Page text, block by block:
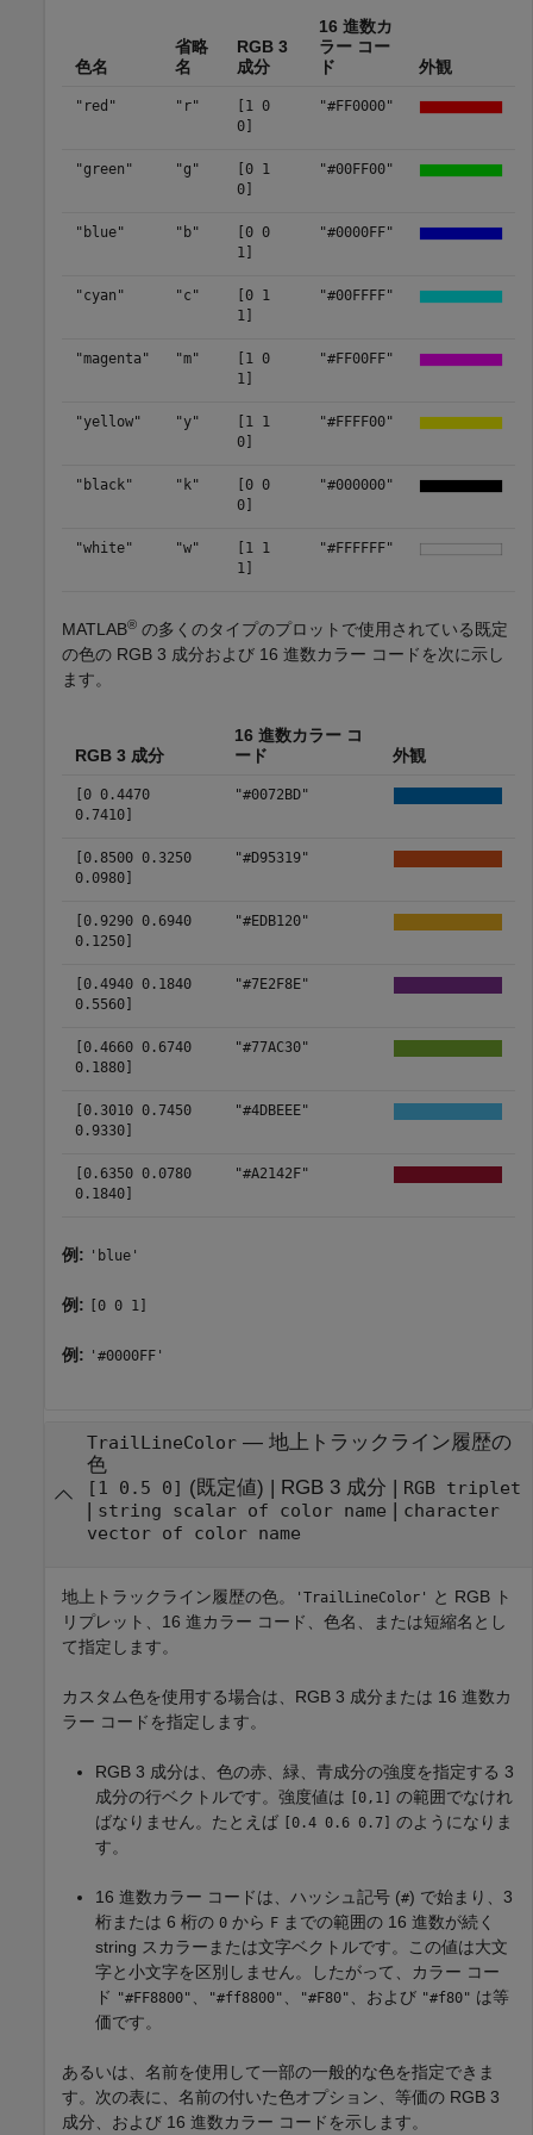
色名
省略
名
RGB 3
成分
16 進数カ
ラー コー
ド
外観
"red" "r"
[1 0
0]
"#FF0000"
"green" "g"
[0 1
0]
"#00FF00"
"blue" "b"
[0 0
1]
"#0000FF"
"cyan" "c"
[0 1
1]
"#00FFFF"
"magenta" "m"
[1 0
1]
"#FF00FF"
"yellow" "y"
[1 1
0]
"#FFFF00"
"black" "k"
[0 0
0]
"#000000"
"white" "w"
[1 1
1]
"#FFFFFF"
MATLAB® の多くのタイプのプロットで使用されている既定
の色の RGB 3 成分および 16 進数カラー コードを次に示し
ます。
RGB 3 成分
16 進数カラー コ
ード
外観
[0 0.4470
0.7410]
"#0072BD"
[0.8500 0.3250
0.0980]
"#D95319"
[0.9290 0.6940
0.1250]
"#EDB120"
[0.4940 0.1840
0.5560]
"#7E2F8E"
[0.4660 0.6740
0.1880]
"#77AC30"
[0.3010 0.7450
0.9330]
"#4DBEEE"
[0.6350 0.0780
0.1840]
"#A2142F"
例: 'blue'
例: [0 0 1]
例: '#0000FF'
TrailLineColor— 地上トラックライン履歴の
色
[1 0.5 0] (既定値) | RGB 3 成分 RGB triplet
string scalar of color name
character
vector of color name
地上トラックライン履歴の色。 'TrailLineColor'
と RGB ト
リプレット、16 進カラー コード、色名、または短縮名とし
て指定します。
カスタム色を使用する場合は、RGB 3 成分または 16 進数カ
ラー コードを指定します。
RGB 3 成分は、色の赤、緑、青成分の強度を指定する 3
成分の行ベクトルです。強度値は
[0,1] の範囲でなけれ
ばなりません。たとえば [0.4 0.6 0.7] のようになりま
す。
16 進数カラー コードは、ハッシュ記号 (#) で始まり、3
桁または 6 桁の 0 から F までの範囲の 16 進数が続く
string スカラーまたは文字ベクトルです。この値は大文
字と小文字を区別しません。したがって、カラー コー
ド "#FF8800" "#ff8800" "#F80" 、および "#f80" は等
価です。
あるいは、名前を使用して一部の一般的な色を指定できま
す。次の表に、名前の付いた色オプション、等価の RGB 3
成分、および 16 進数カラー コードを示します。